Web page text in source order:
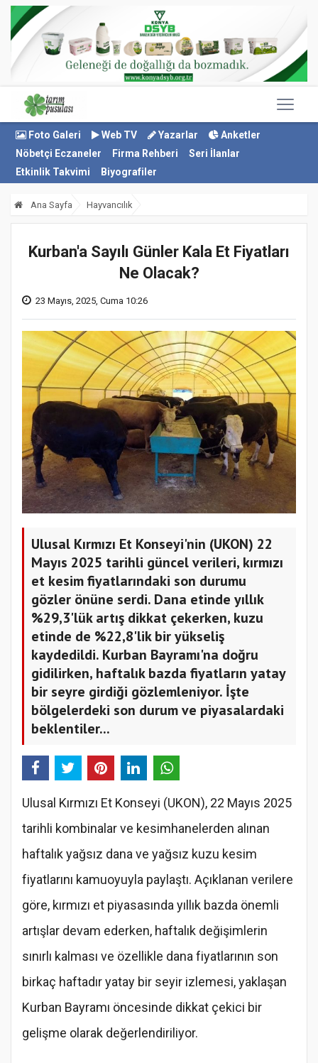
Foto Galeri Web TV Yazarlar
Anketler
Nöbetçi Eczaneler
Firma Rehberi
Seri İlanlar
Etkinlik Takvimi
Biyografiler
Ana Sayfa Hayvancılık
Kurban'a Sayılı Günler Kala Et Fiyatları
Ne Olacak?
23 Mayıs, 2025, Cuma 10:26
Ulusal Kırmızı Et Konseyi'nin (UKON) 22
Mayıs 2025 tarihli güncel verileri, kırmızı
et kesim fiyatlarındaki son durumu
gözler önüne serdi. Dana etinde yıllık
%29,3'lük artış dikkat çekerken, kuzu
etinde de %22,8'lik bir yükseliş
kaydedildi. Kurban Bayramı'na doğru
gidilirken, haftalık bazda fiyatların yatay
bir seyre girdiği gözlemleniyor. İşte
bölgelerdeki son durum ve piyasalardaki
beklentiler...
Ulusal Kırmızı Et Konseyi (UKON), 22 Mayıs 2025
tarihli kombinalar ve kesimhanelerden alınan
haftalık yağsız dana ve yağsız kuzu kesim
fiyatlarını kamuoyuyla paylaştı. Açıklanan verilere
göre, kırmızı et piyasasında yıllık bazda önemli
artışlar devam ederken, haftalık değişimlerin
sınırlı kalması ve özellikle dana fiyatlarının son
birkaç haftadır yatay bir seyir izlemesi, yaklaşan
Kurban Bayramı öncesinde dikkat çekici bir
gelişme olarak değerlendiriliyor.